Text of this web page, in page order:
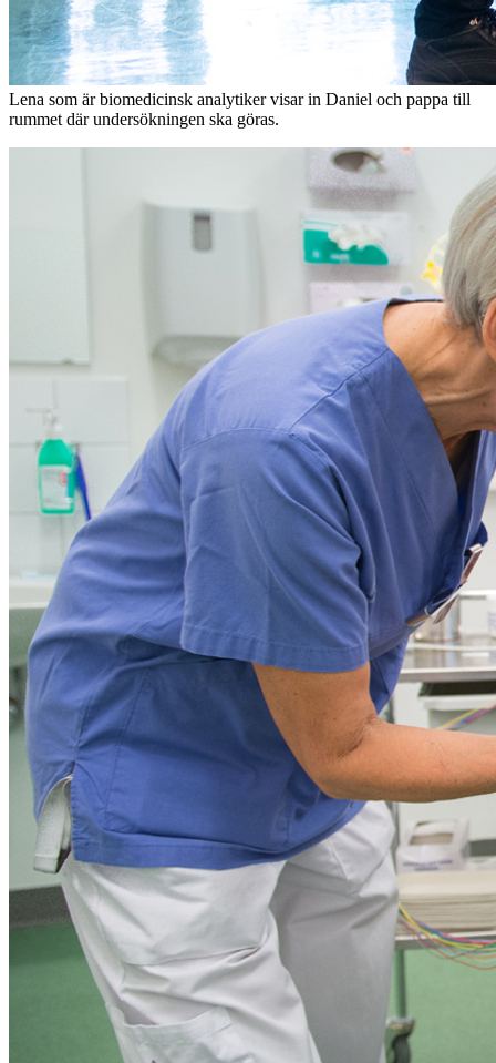
Lena som är biomedicinsk analytiker visar in Daniel och pappa till
rummet där undersökningen ska göras.